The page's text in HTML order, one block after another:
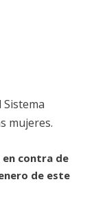
mujeres.
en contra de
de este